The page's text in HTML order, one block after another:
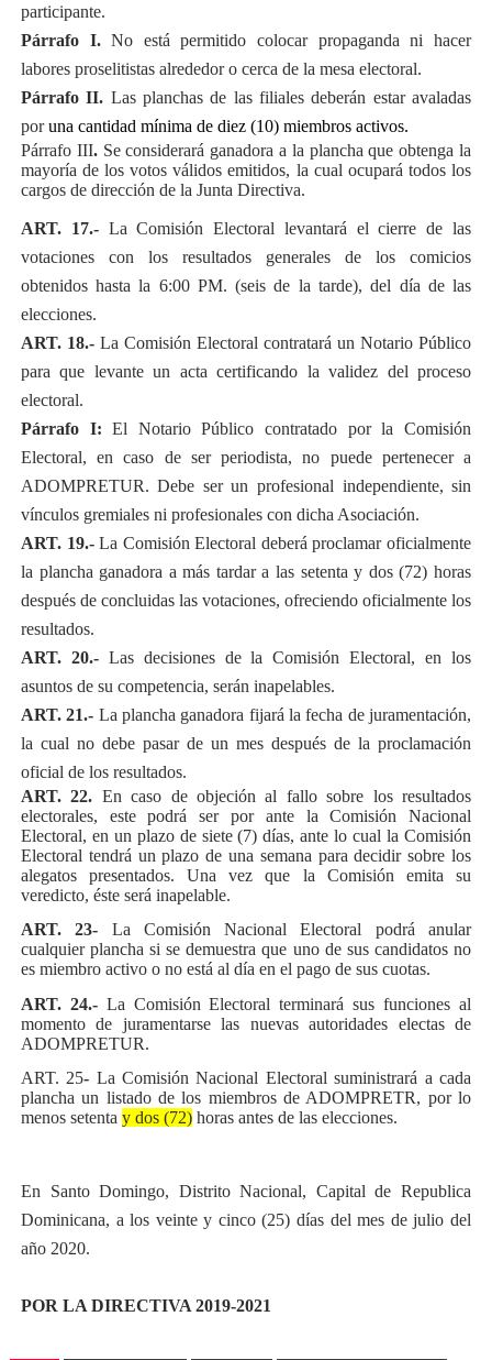
participante.
Párrafo I.No está permitido colocar propaganda ni hacer
labores proselitistas alrededor o cerca de la mesa electoral.
Párrafo II. Las planchas de las filiales deberán estar avaladas
poruna cantidad mínima de diez (10) miembros activos.
Párrafo III.Se considerará ganadora a la plancha que obtenga la
mayoría de los votos válidos emitidos, la cual ocupará todos los
cargos de dirección de la Junta Directiva.
ART. 17.-La Comisión Electoral levantará el cierre de las
votaciones con los resultados generales de los comicios
obtenidos hasta la 6:00 PM. (seis de la tarde), del día de las
elecciones.
ART. 18.-La Comisión Electoral contratará un Notario Público
para que levante un acta certificando la validez del proceso
electoral.
Párrafo I: El Notario Público contratado por la Comisión
Electoral, en caso de ser periodista, no puede pertenecer a
ADOMPRETUR. Debe ser un profesional independiente, sin
vínculos gremiales ni profesionales con dicha Asociación.
ART. 19.-La Comisión Electoral deberá proclamar oficialmente
la plancha ganadora a más tardar a las setenta y dos (72) horas
después de concluidas las votaciones, ofreciendo oficialmente los
resultados.
ART. 20.-Las decisiones de la Comisión Electoral, en los
asuntos de su competencia, serán inapelables.
ART. 21.- La plancha ganadora fijará la fecha de juramentación,
la cual no debe pasar de un mes después de la proclamación
oficial de los resultados.
ART. 22. En caso de objeción al fallo sobre los resultados
electorales, este podrá ser por ante la Comisión Nacional
Electoral, en un plazo de siete (7) días, ante lo cual la Comisión
Electoral tendrá un plazo de una semana para decidir sobre los
alegatos presentados. Una vez que la Comisión emita su
veredicto, éste será inapelable.
ART. 23- La Comisión Nacional Electoral podrá anular
cualquier plancha si se demuestra que uno de sus candidatos no
es miembro activo o no está al día en el pago de sus cuotas.
ART. 24.-La Comisión Electoral terminará sus funciones al
momento de juramentarse las nuevas autoridades electas de
ADOMPRETUR.
ART. 25- La Comisión Nacional Electoral suministrará a cada
plancha un listado de los miembros de ADOMPRETR, por lo
menos setenta y dos (72)horas antes de las elecciones.
En Santo Domingo, Distrito Nacional, Capital de Republica
Dominicana, a los veinte y cinco (25) días del mes de julio del
año 2020.
POR LA DIRECTIVA 2019-2021